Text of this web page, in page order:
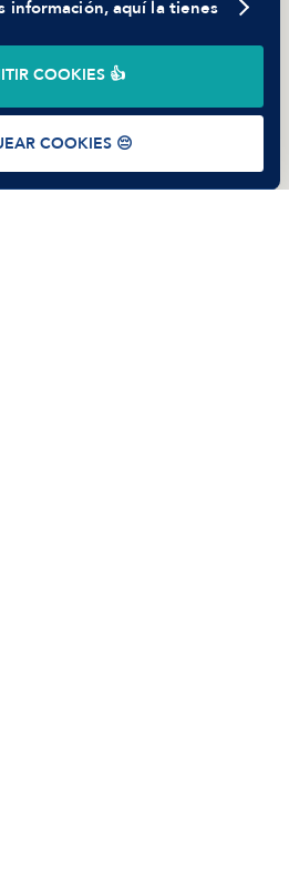
información, aquí la tienes
COOKIES 👍
COOKIES 😔
Cookies